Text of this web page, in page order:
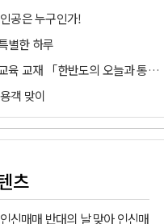
공은 누구인가!
별한 하루
반도의 오늘과 통일」 개정판 발간·배포
객 맞이
츠
신매매 반대의 날 맞아 인신매